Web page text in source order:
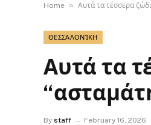
Home » Αυτά τα τέσσερα
ΘΕΣΣΑΛΟΝΊΚΗ
Αυτά τα
By staff February 16, 2026